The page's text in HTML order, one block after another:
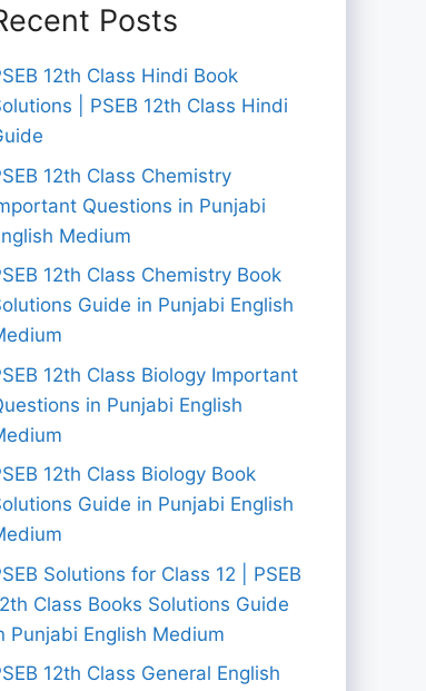
Posts
12th Class Hindi Book
| PSEB 12th Class Hindi
12th Class Chemistry
Questions in Punjabi
Medium
12th Class Chemistry Book
Guide in Punjabi English
12th Class Biology Important
in Punjabi English
12th Class Biology Book
Guide in Punjabi English
Solutions for Class 12 | PSEB
Class Books Solutions Guide
Punjabi English Medium
12th Class General English